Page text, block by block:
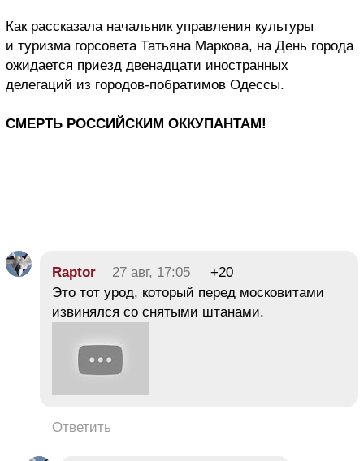
Как рассказала начальник управления культуры
и туризма горсовета Татьяна Маркова, на День города
ожидается приезд двенадцати иностранных
делегаций из городов-побратимов Одессы.
СМЕРТЬ РОССИЙСКИМ ОККУПАНТАМ!
Raptor 27 авг, 17:05
+20
Это тот урод, который перед московитами
извинялся со снятыми штанами.
Ответить